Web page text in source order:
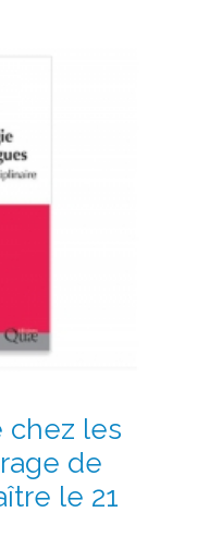
chez les
de
le 21